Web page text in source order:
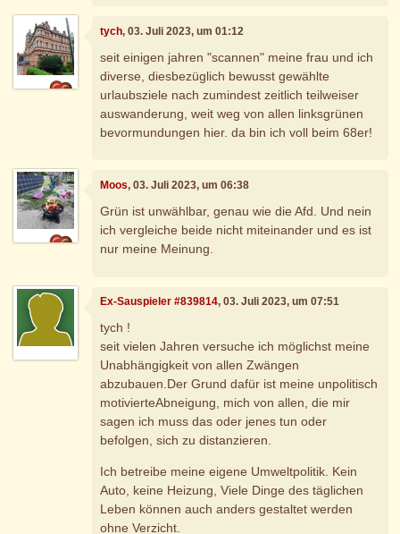
tych, 03. Juli 2023, um 01:12
seit einigen jahren "scannen" meine frau und ich
diverse, diesbezüglich bewusst gewählte
urlaubsziele nach zumindest zeitlich teilweiser
auswanderung, weit weg von allen linksgrünen
bevormundungen hier. da bin ich voll beim 68er!
Moos, 03. Juli 2023, um 06:38
Grün ist unwählbar, genau wie die Afd. Und nein
ich vergleiche beide nicht miteinander und es ist
nur meine Meinung.
Ex-Sauspieler #839814, 03. Juli 2023, um 07:51
tych !
seit vielen Jahren versuche ich möglichst meine
Unabhängigkeit von allen Zwängen
abzubauen.Der Grund dafür ist meine unpolitisch
motivierteAbneigung, mich von allen, die mir
sagen ich muss das oder jenes tun oder
befolgen, sich zu distanzieren.
Ich betreibe meine eigene Umweltpolitik. Kein
Auto, keine Heizung, Viele Dinge des täglichen
Leben können auch anders gestaltet werden
ohne Verzicht.